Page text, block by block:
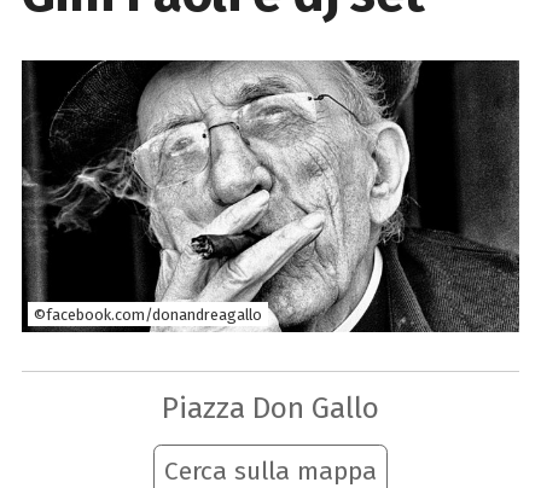
©facebook.com/donandreagallo
Piazza Don Gallo
Cerca sulla mappa